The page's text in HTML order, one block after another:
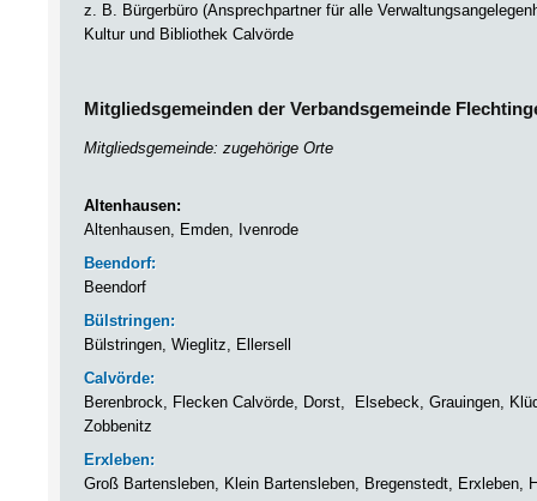
z. B. Bürgerbüro (Ansprechpartner für alle
Kultur und Bibliothek Calvörde
Mitgliedsgemeinden der Verbandsgemeinde
Mitgliedsgemeinde: zugehörige Orte
Altenhausen:
Altenhausen, Emden, Ivenrode
Beendorf:
Beendorf
Bülstringen:
Bülstringen, Wieglitz, Ellersell
Calvörde:
Berenbrock, Flecken Calvörde, Dorst, Elsebeck, Grauingen,
Zobbenitz
Erxleben:
Groß Bartensleben, Klein Bartensleben, Bregenstedt, Erxleben,